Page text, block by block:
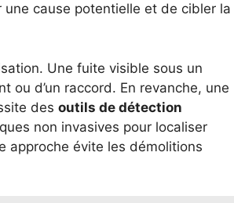
une cause potentielle et de cibler la
Une fuite visible sous un
ou d’un raccord. En revanche, une
des outils de détection
non invasives pour localiser
approche évite les démolitions